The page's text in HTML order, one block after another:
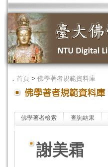
． 首頁 > 佛學著者規範資料庫
佛學著者檢索 查詢結果
謝美霜